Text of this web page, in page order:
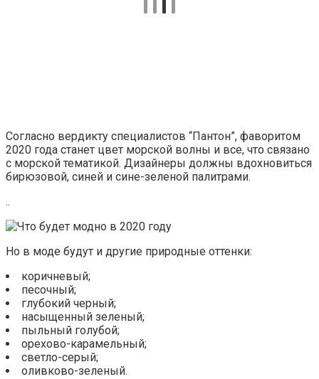
Согласно вердикту специалистов “Пантон”, фаворитом
2020 года станет цвет морской волны и все, что связано
с морской тематикой. Дизайнеры должны вдохновиться
бирюзовой, синей и сине-зеленой палитрами.
..
Но в моде будут и другие природные оттенки:
коричневый;
песочный;
глубокий черный;
насыщенный зеленый;
пыльный голубой;
орехово-карамельный;
светло-серый;
оливково-зеленый.